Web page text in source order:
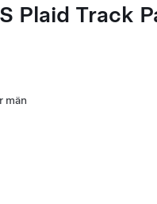
Plaid Track
män